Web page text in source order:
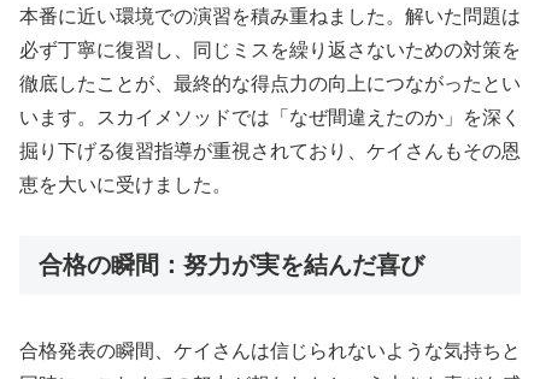
本番に近い環境での演習を積み重ねました。解いた問題は
必ず丁寧に復習し、同じミスを繰り返さないための対策を
徹底したことが、最終的な得点力の向上につながったとい
います。スカイメソッドでは「なぜ間違えたのか」を深く
掘り下げる復習指導が重視されており、ケイさんもその恩
恵を大いに受けました。
合格の瞬間：努力が実を結んだ喜び
合格発表の瞬間、ケイさんは信じられないような気持ちと